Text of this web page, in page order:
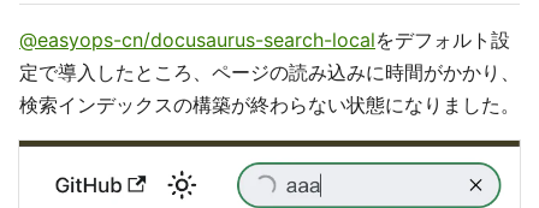
@easyops-cn/docusaurus-search-localをデフォルト設
定で導入したところ、ページの読み込みに時間がかかり、
検索インデックスの構築が終わらない状態になりました。